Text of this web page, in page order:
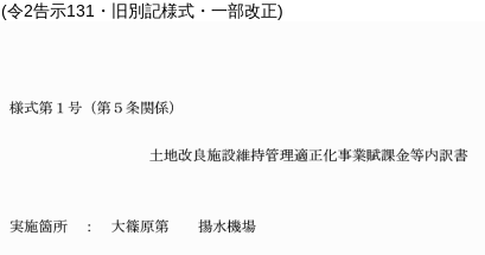
(令2告示131・旧別記様式・一部改正)